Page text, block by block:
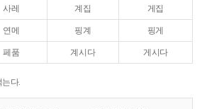
사레 계집 게집
연메 핑계 핑게
페품 계시다 게시다
는다.